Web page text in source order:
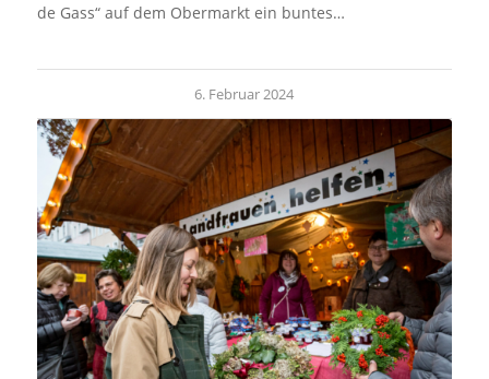
de Gass“ auf dem Obermarkt ein buntes…
6. Februar 2024